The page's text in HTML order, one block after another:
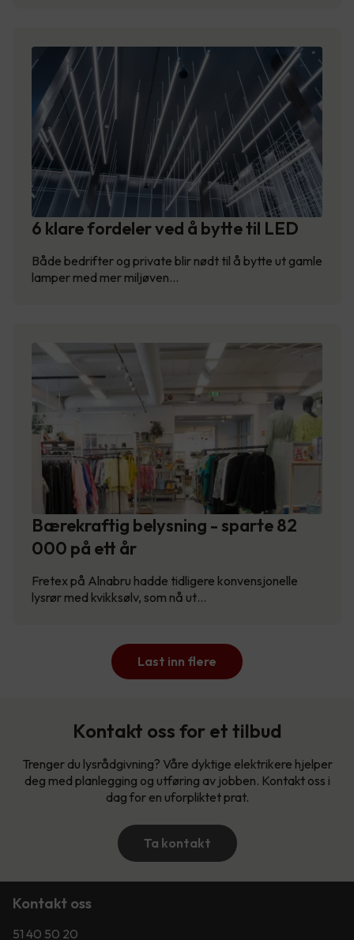
6 klare fordeler ved å bytte til LED
Både bedrifter og private blir nødt til å bytte ut gamle
lamper med mer miljøven…
Bærekraftig belysning - sparte 82
000 på ett år
Fretex på Alnabru hadde tidligere konvensjonelle
lysrør med kvikksølv, som nå ut…
Last inn flere
Kontakt oss for et tilbud
Trenger du lysrådgivning? Våre dyktige elektrikere hjelper
deg med planlegging og utføring av jobben. Kontakt oss i
dag for en uforpliktet prat.
Ta kontakt
Kontakt oss
51 40 50 20